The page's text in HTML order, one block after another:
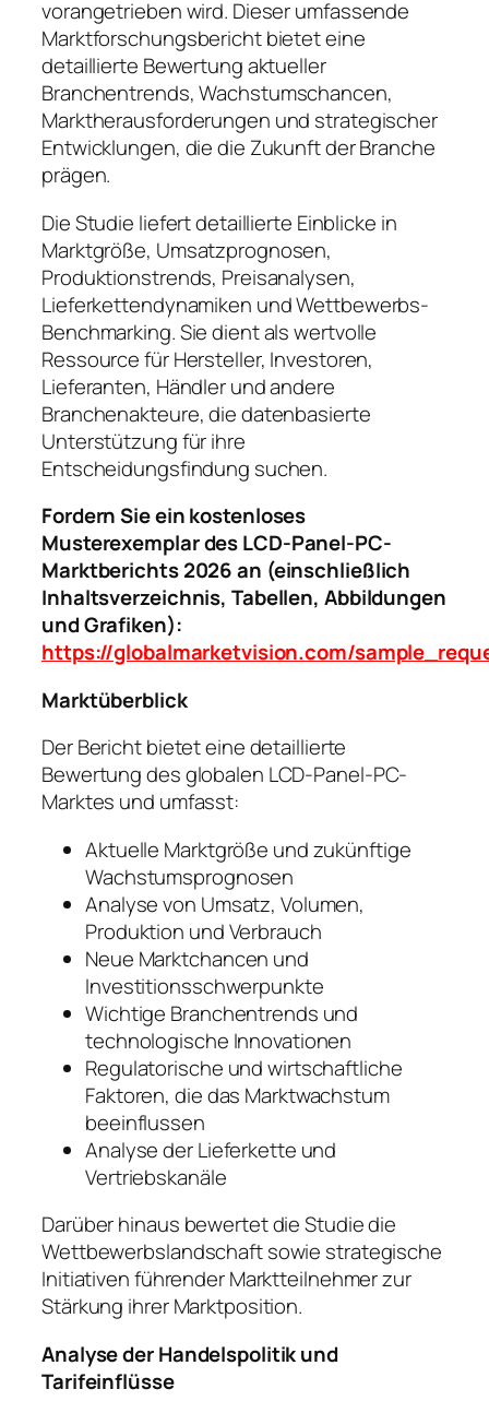
vorangetrieben wird. Dieser umfassende
Marktforschungsbericht bietet eine
detaillierte Bewertung aktueller
Branchentrends, Wachstumschancen,
Marktherausforderungen und strategischer
Entwicklungen, die die Zukunft der Branche
prägen.
Die Studie liefert detaillierte Einblicke in
Marktgröße, Umsatzprognosen,
Produktionstrends, Preisanalysen,
Lieferkettendynamiken und Wettbewerbs-
Benchmarking. Sie dient als wertvolle
Ressource für Hersteller, Investoren,
Lieferanten, Händler und andere
Branchenakteure, die datenbasierte
Unterstützung für ihre
Entscheidungsfindung suchen.
Fordern Sie ein kostenloses
Musterexemplar des LCD-Panel-PC-
Marktberichts 2026 an (einschließlich
Inhaltsverzeichnis, Tabellen, Abbildungen
und Grafiken):
https://globalmarketvision.com/
Marktüberblick
Der Bericht bietet eine detaillierte
Bewertung des globalen LCD-Panel-PC-
Marktes und umfasst:
Aktuelle Marktgröße und zukünftige
Wachstumsprognosen
Analyse von Umsatz, Volumen,
Produktion und Verbrauch
Neue Marktchancen und
Investitionsschwerpunkte
Wichtige Branchentrends und
technologische Innovationen
Regulatorische und wirtschaftliche
Faktoren, die das Marktwachstum
beeinflussen
Analyse der Lieferkette und
Vertriebskanäle
Darüber hinaus bewertet die Studie die
Wettbewerbslandschaft sowie strategische
Initiativen führender Marktteilnehmer zur
Stärkung ihrer Marktposition.
Analyse der Handelspolitik und
Tarifeinflüsse